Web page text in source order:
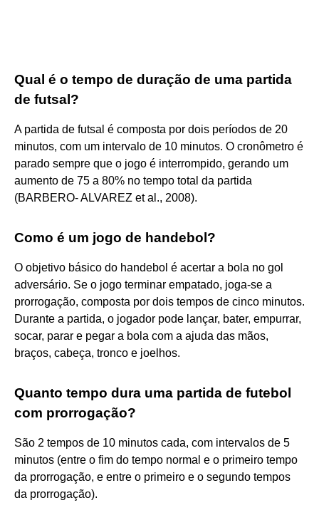
Qual é o tempo de duração de uma partida
de futsal?
A partida de futsal é composta por dois períodos de 20
minutos, com um intervalo de 10 minutos. O cronômetro é
parado sempre que o jogo é interrompido, gerando um
aumento de 75 a 80% no tempo total da partida
(BARBERO- ALVAREZ et al., 2008).
Como é um jogo de handebol?
O objetivo básico do handebol é acertar a bola no gol
adversário. Se o jogo terminar empatado, joga-se a
prorrogação, composta por dois tempos de cinco minutos.
Durante a partida, o jogador pode lançar, bater, empurrar,
socar, parar e pegar a bola com a ajuda das mãos,
braços, cabeça, tronco e joelhos.
Quanto tempo dura uma partida de futebol
com prorrogação?
São 2 tempos de 10 minutos cada, com intervalos de 5
minutos (entre o fim do tempo normal e o primeiro tempo
da prorrogação, e entre o primeiro e o segundo tempos
da prorrogação).